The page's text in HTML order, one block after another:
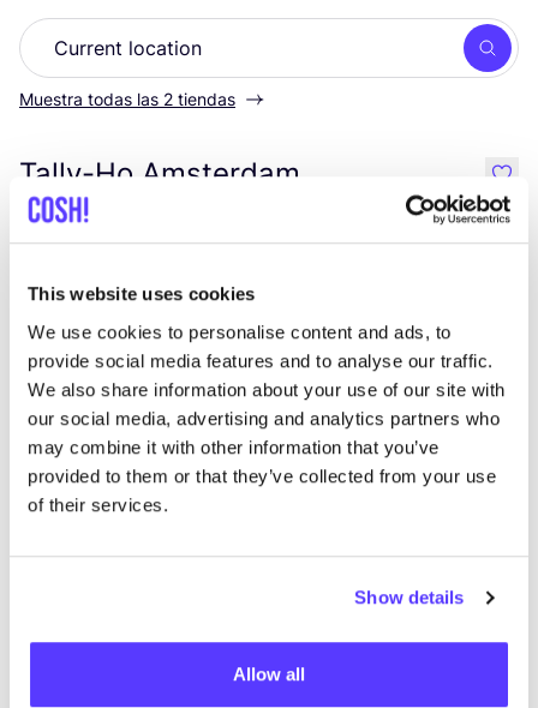
This website uses cookies
We use cookies to personalise content and ads, to
provide social media features and to analyse our traffic.
We also share information about your use of our site with
our social media, advertising and analytics partners who
may combine it with other information that you’ve
provided to them or that they’ve collected from your use
of their services.
Show details
Allow all
Muestra todas las 2 tiendas
Tally-Ho Amsterdam
Haarlemmerplein 23, Amsterdam
Añade a la ruta